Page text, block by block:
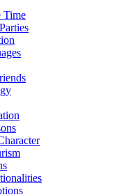
Time